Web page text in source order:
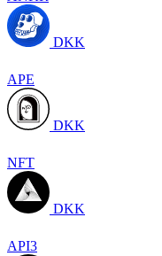
DKK
APE
DKK
NFT
DKK
API3